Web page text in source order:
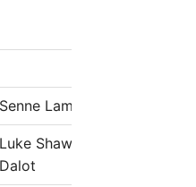
Senne Lammens
Luke Shaw, Lisandro
Dalot